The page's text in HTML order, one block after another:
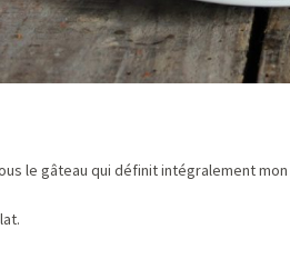
le gâteau qui définit intégralement